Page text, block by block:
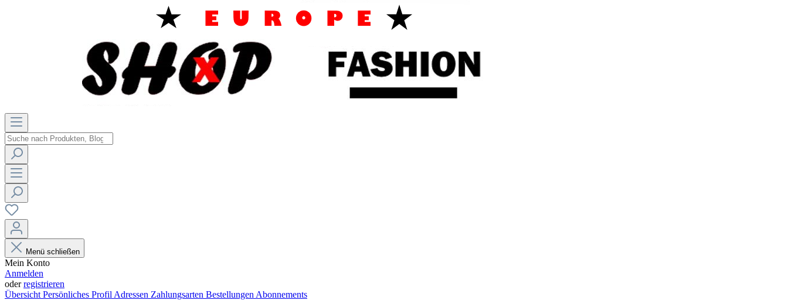
Menü schließen
Mein Konto
Anmelden
oderregistrieren
Übersicht Persönliches Profil Adressen Zahlungsarten Bestellungen Abonnements